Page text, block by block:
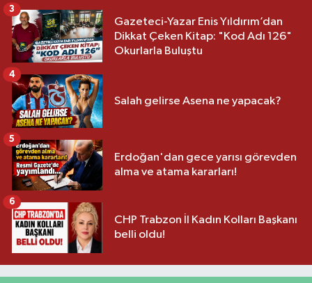
Gazeteci-Yazar Enis Yıldırım’dan
Dikkat Çeken Kitap: "Kod Adı 126"
Okurlarla Buluştu
3
Salah gelirse Asena ne yapacak?
4
Erdoğan'dan gece yarısı görevden
alma ve atama kararları!
5
CHP Trabzon İl Kadın Kolları Başkanı
belli oldu!
6